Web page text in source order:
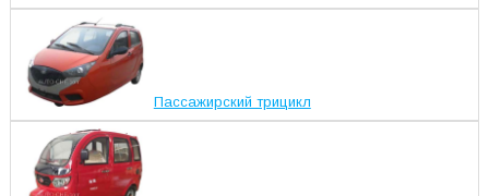
Пассажирский трицикл